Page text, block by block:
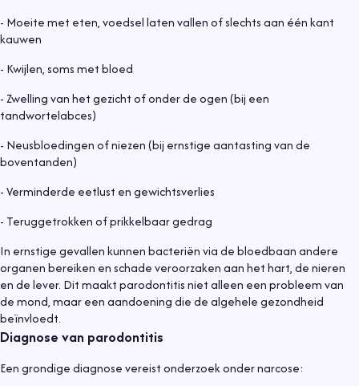
- Moeite met eten, voedsel laten vallen of slechts aan één kant
kauwen
- Kwijlen, soms met bloed
- Zwelling van het gezicht of onder de ogen (bij een
tandwortelabces)
- Neusbloedingen of niezen (bij ernstige aantasting van de
boventanden)
- Verminderde eetlust en gewichtsverlies
- Teruggetrokken of prikkelbaar gedrag
In ernstige gevallen kunnen bacteriën via de bloedbaan andere
organen bereiken en schade veroorzaken aan het hart, de nieren
en de lever. Dit maakt parodontitis niet alleen een probleem van
de mond, maar een aandoening die de algehele gezondheid
beïnvloedt.
Diagnose van parodontitis
Een grondige diagnose vereist onderzoek onder narcose: